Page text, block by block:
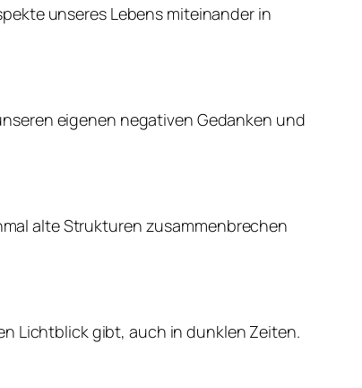
unseres Lebens miteinander in
eigenen negativen Gedanken und
alte Strukturen zusammenbrechen
Lichtblick gibt, auch in dunklen Zeiten.